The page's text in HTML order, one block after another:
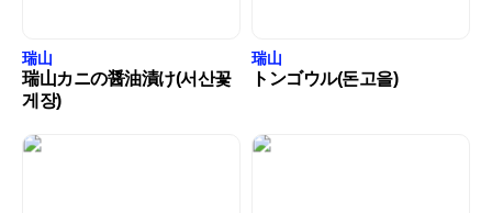
瑞山
瑞山カニの醤油漬け(서산꽃
게장)
瑞山
トンゴウル(돈고을)